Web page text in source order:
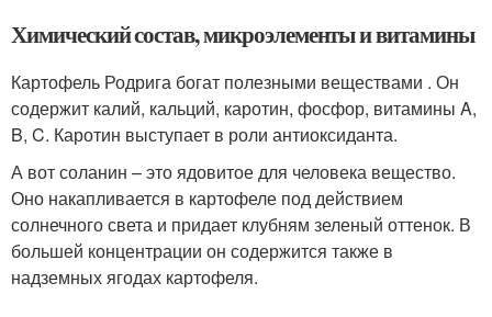
Химический состав, микроэлементы и витамины
Картофель Родрига богат полезными веществами . Он
содержит калий, кальций, каротин, фосфор, витамины A,
B, C. Каротин выступает в роли антиоксиданта.
А вот соланин – это ядовитое для человека вещество.
Оно накапливается в картофеле под действием
солнечного света и придает клубням зеленый оттенок. В
большей концентрации он содержится также в
надземных ягодах картофеля.